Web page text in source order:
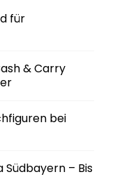
für
& Carry
bei
– Bis